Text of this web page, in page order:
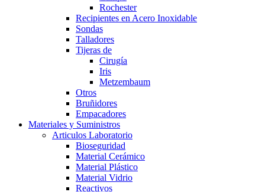
Rochester
Recipientes en Acero Inoxidable
Sondas
Talladores
Tijeras de
Cirugía
Iris
Metzembaum
Otros
Bruñidores
Empacadores
Materiales y Suministros
Articulos Laboratorio
Bioseguridad
Material Cerámico
Material Plástico
Material Vidrio
Reactivos